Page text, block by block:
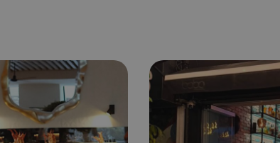
διάφορες διαφημιστικές ενέργειες όπως είναι το
take over banner και τα push up και push down
banners.
Χρησιμοποιείται για να προσδιορίσει την
επιλεγμένη γλώσσα του επισκέπτη.